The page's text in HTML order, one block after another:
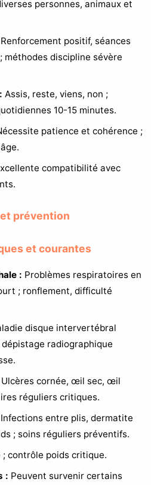
personnes, animaux et
Renforcement positif, séances
discipline sévère
Assis, reste, viens, non ;
10-15 minutes.
patience et cohérence ;
compatibilité avec
prévention
et courantes
: Problèmes respiratoires en
; ronflement, difficulté
disque intervertébral
radiographique
Ulcères cornée, œil sec, œil
réguliers critiques.
Infections entre plis, dermatite
; soins réguliers préventifs.
; contrôle poids critique.
: Peuvent survenir certains